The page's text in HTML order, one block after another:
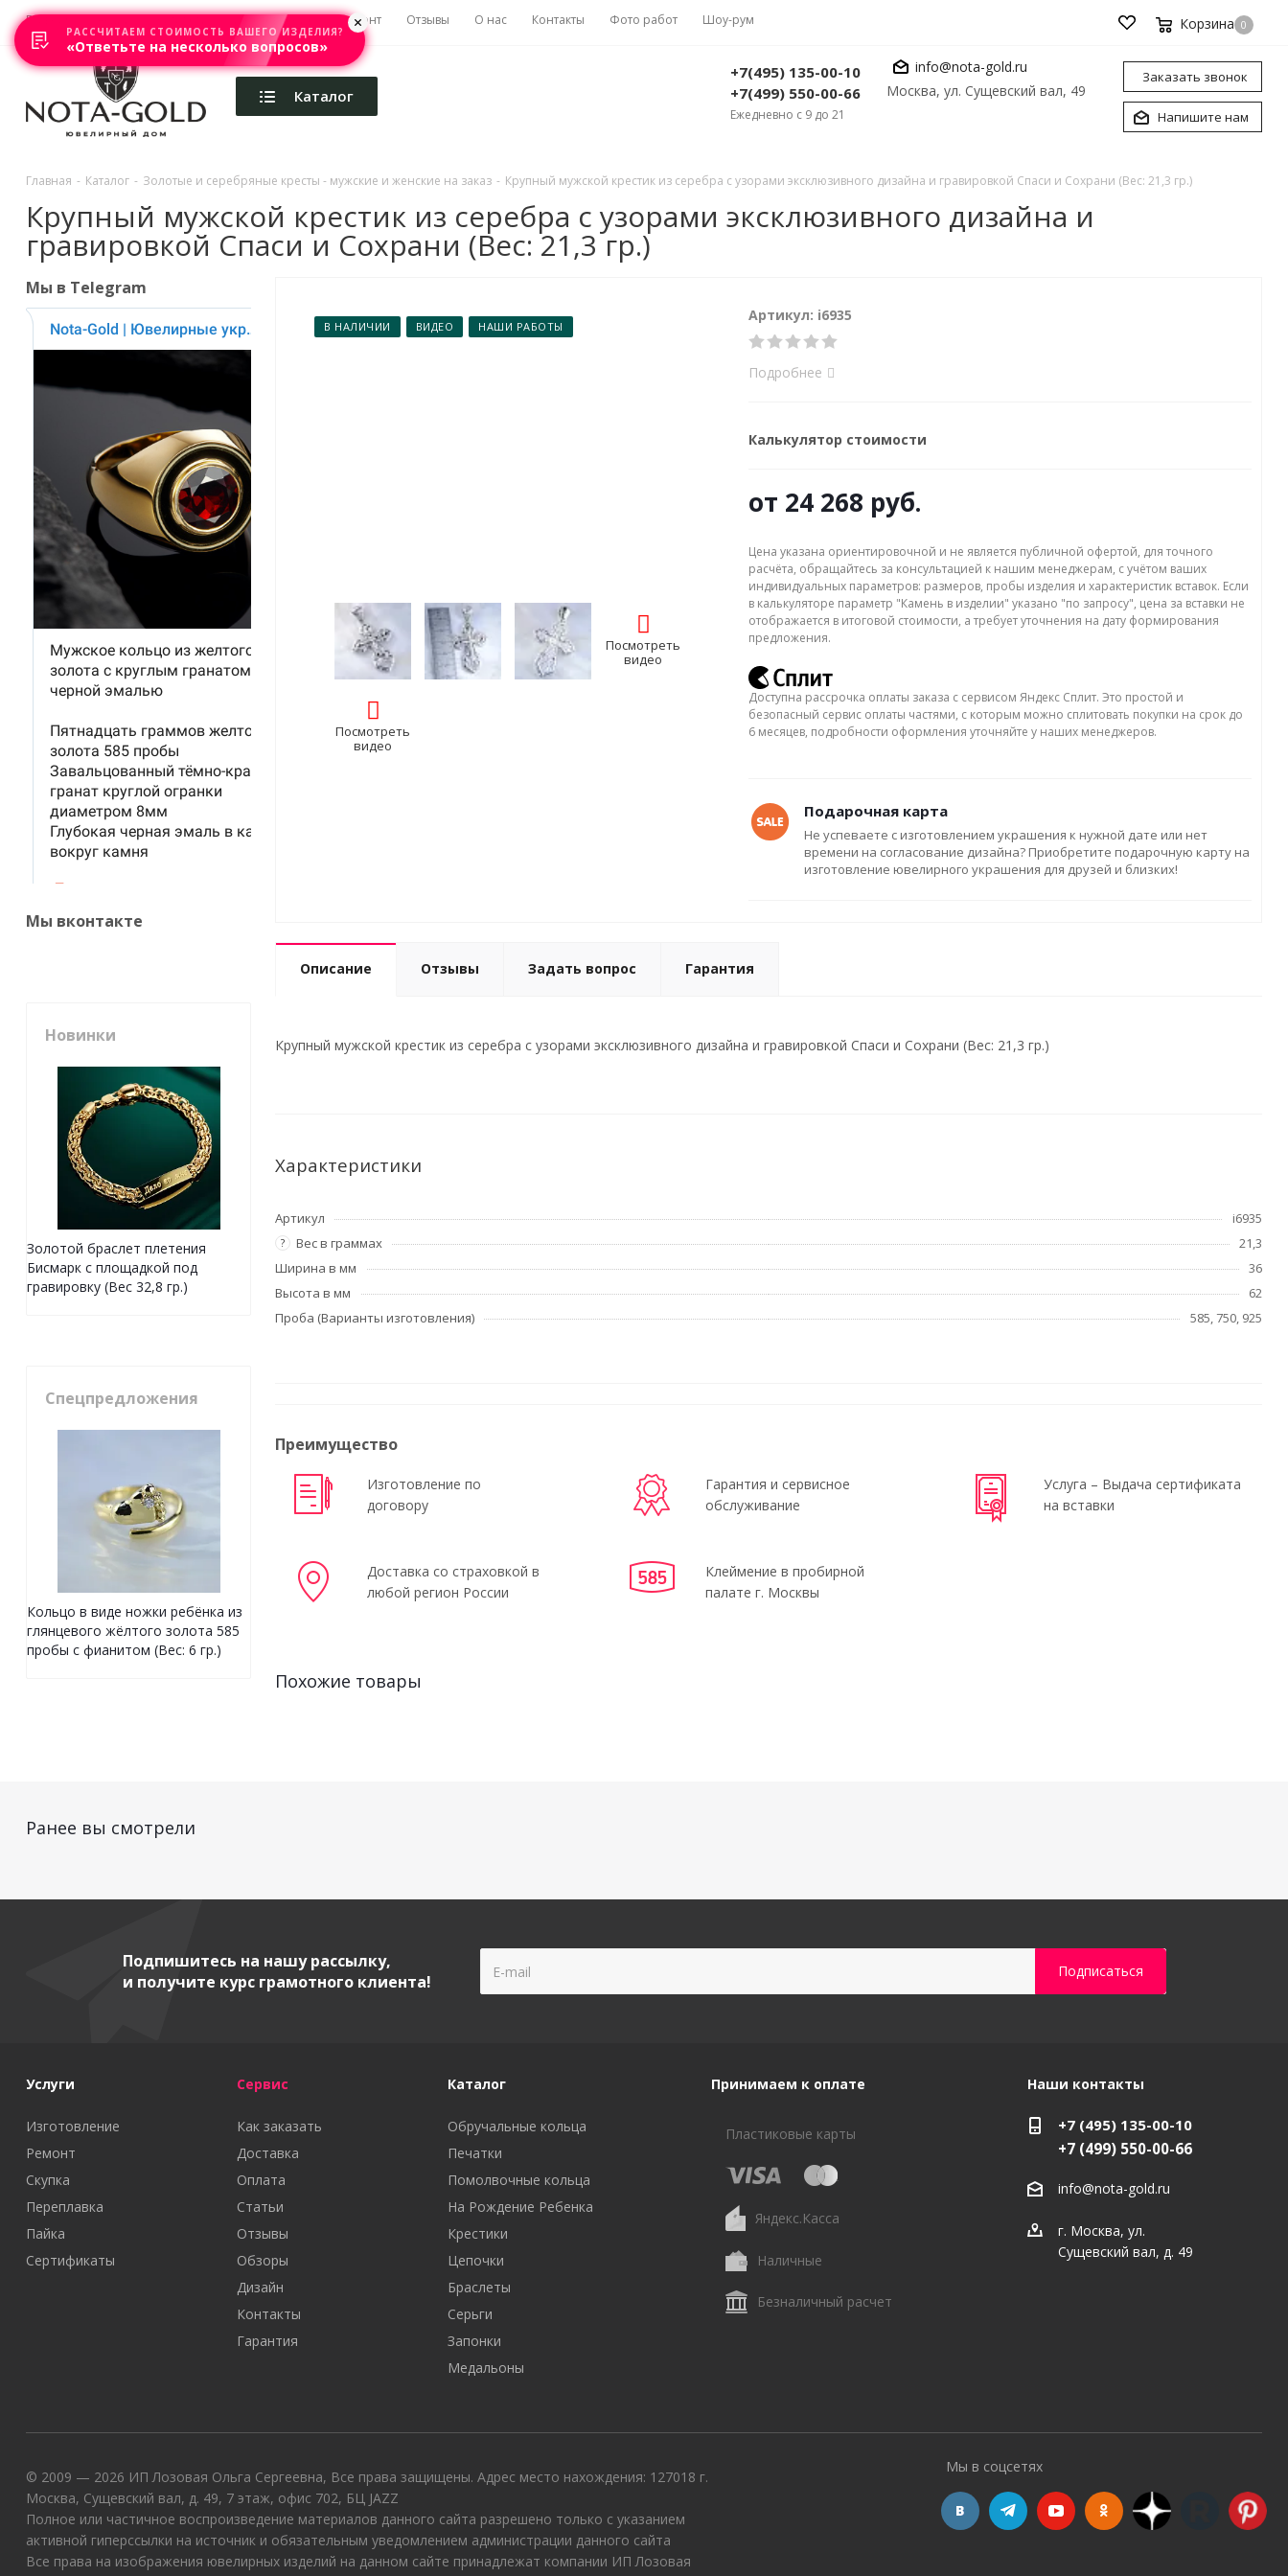
Главная Акции Каталоги Изготовление Ремонт Отзывы О нас Контакты Фото работ Шоу-рум Корзина 0
Каталог
+7(495) 135-00-10
+7(499) 550-00-66
Ежедневно с 9 до 21
info@nota-gold.ru
Москва, ул. Сущевский вал, 49
Заказать звонок
Напишите нам
Главная - Каталог - Золотые и серебряные кресты - мужские и женские на заказ - Крупный мужской крестик из серебра с узорами эксклюзивного дизайна и гравировкой Спаси и Сохрани (Вес: 21,3 гр.)
Крупный мужской крестик из серебра с узорами эксклюзивного дизайна и
гравировкой Спаси и Сохрани (Вес: 21,3 гр.)
В НАЛИЧИИ ВИДЕО НАШИ РАБОТЫ
Посмотреть
видео
Посмотреть
видео
Артикул: i6935
Подробнее
Калькулятор стоимости
от 24 268 руб.
Цена указана ориентировочной и не является публичной офертой, для точного
расчёта, обращайтесь за консультацией к нашим менеджерам, с учётом ваших
индивидуальных параметров: размеров, пробы изделия и характеристик вставок. Если
в калькуляторе параметр "Камень в изделии" указано "по запросу", цена за вставки не
отображается в итоговой стоимости, а требует уточнения на дату формирования
предложения.
Доступна рассрочка оплаты заказа с сервисом Яндекс Сплит. Это простой и
безопасный сервис оплаты частями, с которым можно сплитовать покупки на срок до
6 месяцев, подробности оформления уточняйте у наших менеджеров.
Подарочная карта
Не успеваете с изготовлением украшения к нужной дате или нет
времени на согласование дизайна? Приобретите подарочную карту на
изготовление ювелирного украшения для друзей и близких!
Описание Отзывы Задать вопрос Гарантия
Крупный мужской крестик из серебра с узорами эксклюзивного дизайна и гравировкой Спаси и Сохрани (Вес: 21,3 гр.)
Характеристики
Артикул i6935
? Вес в граммах
21,3
Ширина в мм
36
Высота в мм
62
Проба (Варианты изготовления)
585, 750, 925
Преимущество
Изготовление по
договору
Гарантия и сервисное
обслуживание
Услуга – Выдача сертификата
на вставки
Доставка со страховкой в
любой регион России
Клеймение в пробирной
палате г. Москвы
Похожие товары
Мы в Telegram
Мы вконтакте
Новинки
Золотой браслет плетения
Бисмарк с площадкой под
гравировку (Вес 32,8 гр.)
Спецпредложения
Кольцо в виде ножки ребёнка из
глянцевого жёлтого золота 585
пробы с фианитом (Вес: 6 гр.)
Ранее вы смотрели
Подпишитесь на нашу рассылку,
и получите курс грамотного клиента!
Услуги
Изготовление
Ремонт
Скупка
Переплавка
Пайка
Сертификаты
Сервис
Как заказать
Доставка
Оплата
Статьи
Отзывы
Обзоры
Дизайн
Контакты
Гарантия
Каталог
Обручальные кольца
Печатки
Помолвочные кольца
На Рождение Ребенка
Крестики
Цепочки
Браслеты
Серьги
Запонки
Медальоны
Принимаем к оплате
Пластиковые карты
Яндекс.Касса
Наличные
Безналичный расчет
Наши контакты
+7 (495) 135-00-10
+7 (499) 550-00-66
info@nota-gold.ru
г. Москва, ул.
Сущевский вал, д. 49
© 2009 — 2026 ИП Лозовая Ольга Сергеевна, Все права защищены. Адрес место нахождения: 127018 г.
Москва, Сущевский вал, д. 49, 7 этаж, офис 702, БЦ JAZZ
Полное или частичное воспроизведение материалов данного сайта разрешено только с указанием
активной гиперссылки на источник и обязательным уведомлением администрации данного сайта
Все права на изображения ювелирных изделий на данном сайте принадлежат компании ИП Лозовая
Мы в соцсетях
РАССЧИТАЕМ СТОИМОСТЬ ВАШЕГО ИЗДЕЛИЯ?
«Ответьте на несколько вопросов»